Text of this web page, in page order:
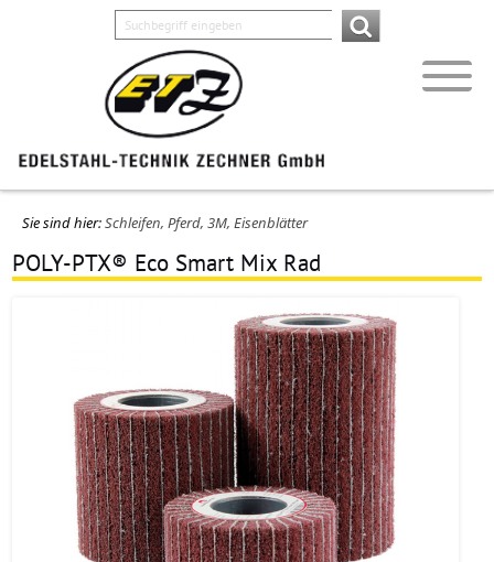
Sie sind hier:Schleifen, Pferd, 3M, Eisenblätter
POLY-PTX® Eco Smart Mix Rad